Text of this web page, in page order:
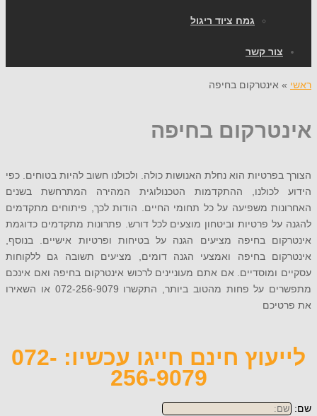
גמח ציוד ריגול
קשר
אינטרקום בחיפה
בחיפה
הוא נחלת האנושות כולה. ולכולנו חשוב להיות בטוחים. כפי
לכולנו, ההתקדמות הטכנולוגית המהירה המתרחשת בשנים
משפיעה על כל תחומי החיים. הודות לכך, פיתוחים מתקדמים
פרטיות וביטחון מוצעים לכל דורש. פתרונות מתקדמים כדוגמת
בחיפה מציעים הגנה על בטיחות ופרטיות אישיים. בנוסף,
בחיפה ואמצעי הגנה דומים, מציעים תשובה גם ללקוחות
ומוסדיים. אם אתם מעוניינים לרכוש אינטרקום בחיפה ואם אינכם
מתפשרים על פחות מהטוב ביותר, התקשרו 072-256-9079 או השאירו
לייעוץ חינם חייגו עכשיו: 072-
256-9079